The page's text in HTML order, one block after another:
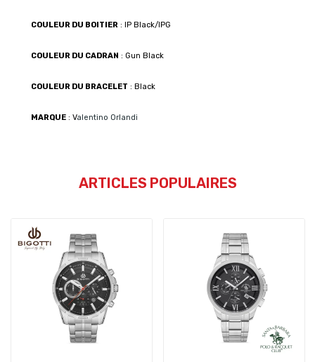
COULEUR DU BOITIER : IP Black/IPG
COULEUR DU CADRAN : Gun Black
COULEUR DU BRACELET : Black
MARQUE : Valentino Orlandi
ARTICLES POPULAIRES